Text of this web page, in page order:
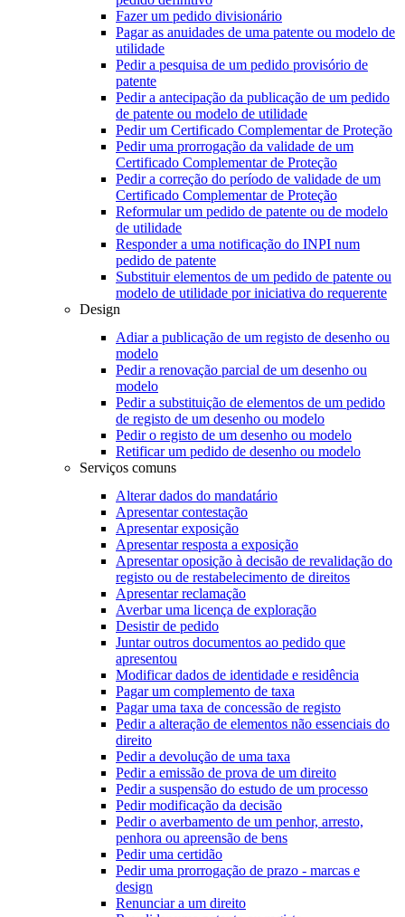
Fazer um pedido divisionário
Pagar as anuidades de uma patente ou modelo de
utilidade
Pedir a pesquisa de um pedido provisório de
patente
Pedir a antecipação da publicação de um pedido
de patente ou modelo de utilidade
Pedir um Certificado Complementar de Proteção
Pedir uma prorrogação da validade de um
Certificado Complementar de Proteção
Pedir a correção do período de validade de um
Certificado Complementar de Proteção
Reformular um pedido de patente ou de modelo
de utilidade
Responder a uma notificação do INPI num
pedido de patente
Substituir elementos de um pedido de patente ou
modelo de utilidade por iniciativa do requerente
Design
Adiar a publicação de um registo de desenho ou
modelo
Pedir a renovação parcial de um desenho ou
modelo
Pedir a substituição de elementos de um pedido
de registo de um desenho ou modelo
Pedir o registo de um desenho ou modelo
Retificar um pedido de desenho ou modelo
Serviços comuns
Alterar dados do mandatário
Apresentar contestação
Apresentar exposição
Apresentar resposta a exposição
Apresentar oposição à decisão de revalidação do
registo ou de restabelecimento de direitos
Apresentar reclamação
Averbar uma licença de exploração
Desistir de pedido
Juntar outros documentos ao pedido que
apresentou
Modificar dados de identidade e residência
Pagar um complemento de taxa
Pagar uma taxa de concessão de registo
Pedir a alteração de elementos não essenciais do
direito
Pedir a devolução de uma taxa
Pedir a emissão de prova de um direito
Pedir a suspensão do estudo de um processo
Pedir modificação da decisão
Pedir o averbamento de um penhor, arresto,
penhora ou apreensão de bens
Pedir uma certidão
Pedir uma prorrogação de prazo - marcas e
design
Renunciar a um direito